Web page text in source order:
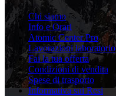
Chi siamo
Info e Orari
Atomic Center Pro
Lavorazioni laboratorio
Fai la tua offerta
Condizioni di vendita
Spese di trasporto
Informativa sui Resi